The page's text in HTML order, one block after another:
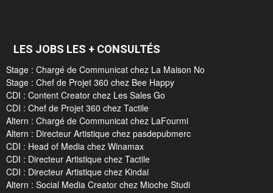
LES JOBS LES + CONSULTÉS
Stage : Chargé de Communicat chez La Maison No
Stage : Chef de Projet 360 chez Bee Happy
CDI : Content Creator chez Les Sales Go
CDI : Chef de Projet 360 chez Tactile
Altern : Chargé de Communicat chez LaFourmi
Altern : Directeur Artistique chez pasdepubmerc
CDI : Head of Media chez Winamax
CDI : Directeur Artistique chez Tactile
CDI : Directeur Artistique chez Kindai
Altern : Social Media Creator chez Mioche Studi